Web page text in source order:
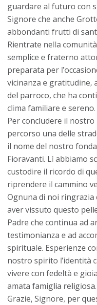
guardare al futuro con
Signore che anche
abbondanti frutti di
Rientrate nella
semplice e fraterno
preparata per
vicinanza e gratitudine,
del parroco, che ha
clima familiare e sereno.
Per concludere il
percorso una delle
il nome del nostro
Fioravanti. Lì abbiamo
custodire il ricordo di
riprendere il cammino
Ognuna di noi ringrazia
aver vissuto questo
Padre che continua ad
testimonianza e ad
spirituale. Esperienze
nostro spirito l’identità
vivere con fedeltà e
amata famiglia religiosa.
Grazie, Signore, per